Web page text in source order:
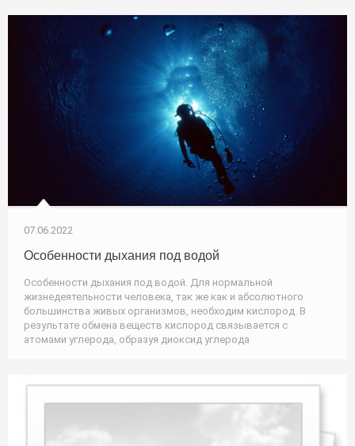
07.06.2022
Особенности дыхания под водой
Особенности дыхания под водой. Для нормальной
жизнедеятельности человека, так же как и абсолютного
большинства живых организмов, необходим кислород. В
результате обмена веществ кислород связывается с
атомами углерода, образуя диоксид углерода